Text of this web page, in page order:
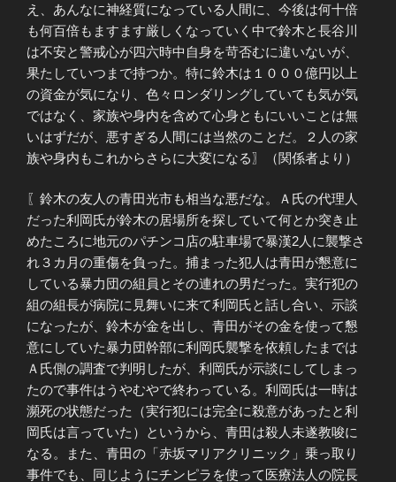
え、あんなに神経質になっている人間に、今後は何十倍
も何百倍もますます厳しくなっていく中で鈴木と長谷川
は不安と警戒心が四六時中自身を苛否むに違いないが、
果たしていつまで持つか。特に鈴木は１０００億円以上
の資金が気になり、色々ロンダリングしていても気が気
ではなく、家族や身内を含めて心身ともにいいことは無
いはずだが、悪すぎる人間には当然のことだ。２人の家
族や身内もこれからさらに大変になる〗（関係者より）
〖鈴木の友人の青田光市も相当な悪だな。Ａ氏の代理人
だった利岡氏が鈴木の居場所を探していて何とか突き止
めたころに地元のパチンコ店の駐車場で暴漢2人に襲撃さ
れ３カ月の重傷を負った。捕まった犯人は青田が懇意に
している暴力団の組員とその連れの男だった。実行犯の
組の組長が病院に見舞いに来て利岡氏と話し合い、示談
になったが、鈴木が金を出し、青田がその金を使って懇
意にしていた暴力団幹部に利岡氏襲撃を依頼したまでは
Ａ氏側の調査で判明したが、利岡氏が示談にしてしまっ
たので事件はうやむやで終わっている。利岡氏は一時は
瀕死の状態だった（実行犯には完全に殺意があったと利
岡氏は言っていた）というから、青田は殺人未遂教唆に
なる。また、青田の「赤坂マリアクリニック」乗っ取り
事件でも、同じようにチンピラを使って医療法人の院長